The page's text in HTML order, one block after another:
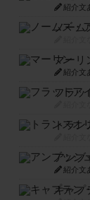
紹介文
ノーム
マーリ
紹介文
フラッ
紹介文